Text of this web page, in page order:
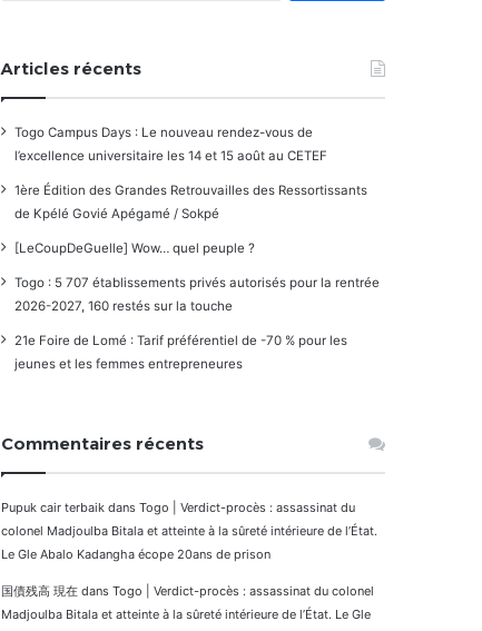
Articles récents
Togo Campus Days : Le nouveau rendez-vous de
l’excellence universitaire les 14 et 15 août au CETEF
1ère Édition des Grandes Retrouvailles des Ressortissants
de Kpélé Govié Apégamé / Sokpé
[LeCoupDeGuelle] Wow… quel peuple ?
Togo : 5 707 établissements privés autorisés pour la rentrée
2026-2027, 160 restés sur la touche
21e Foire de Lomé : Tarif préférentiel de -70 % pour les
jeunes et les femmes entrepreneures
Commentaires récents
Pupuk cair terbaik dans Togo | Verdict-procès : assassinat du
colonel Madjoulba Bitala et atteinte à la sûreté intérieure de l’État.
Le Gle Abalo Kadangha écope 20ans de prison
国債残高 現在 dans Togo | Verdict-procès : assassinat du colonel
Madjoulba Bitala et atteinte à la sûreté intérieure de l’État. Le Gle